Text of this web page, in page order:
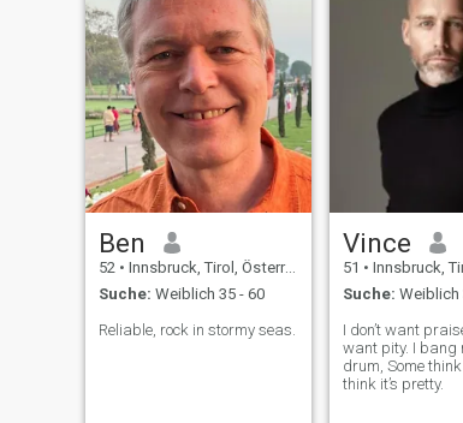
Ben
52 • Innsbruck, Tirol, Österreich
Suche: Weiblich 35 - 60
Reliable, rock in stormy seas.
Vince
51 • Innsbruck,
Suche: Weiblich
I don’t want
want pity. I bang
drum, Some think
think it’s pretty.